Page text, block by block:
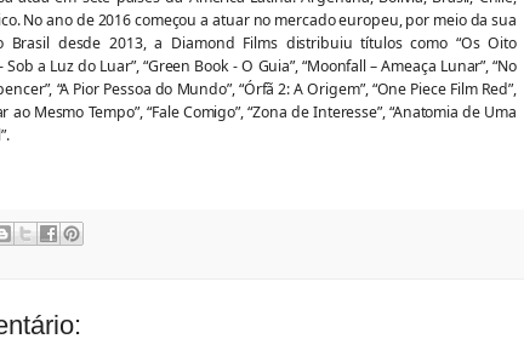
No ano de 2016 começou a atuar no mercado europeu, por meio da sua
Brasil desde 2013, a Diamond Films distribuiu títulos como “Os Oito
a Luz do Luar”, “Green Book - O Guia”, “Moonfall – Ameaça Lunar”, “No
“A Pior Pessoa do Mundo”, “Órfã 2: A Origem”, “One Piece Film Red”,
ao Mesmo Tempo”, “Fale Comigo”, “Zona de Interesse”, “Anatomia de Uma